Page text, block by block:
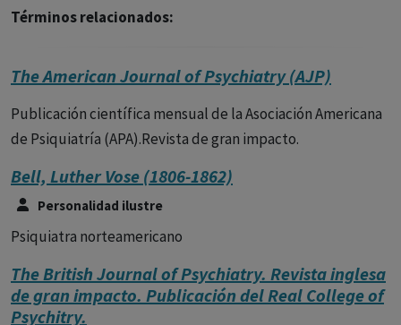
Términos relacionados:
The American Journal of Psychiatry (AJP)
Publicación científica mensual de la Asociación Americana
de Psiquiatría (APA).Revista de gran impacto.
Bell, Luther Vose (1806-1862)
Personalidad ilustre
Psiquiatra norteamericano
The British Journal of Psychiatry. Revista inglesa
de gran impacto. Publicación del Real College of
Psychitry.